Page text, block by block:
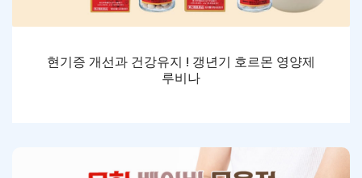
현기증 개선과 건강유지 ! 갱년기 호르몬 영양제
루비나